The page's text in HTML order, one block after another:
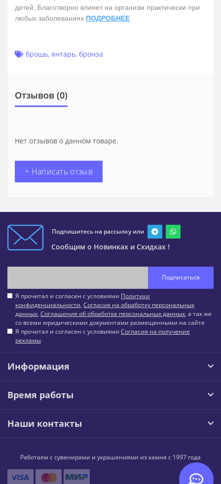
детей. Благотворно влияет на организм практически при
любых заболеваниях ПОДРОБНЕЕ
брошь, янтарь, бронза
Отзывов (0)
Нет отзывов о данном товаре.
+ Написать отзыв
Подпишитесь на рассылку или
Сообщим о Новинках и Скидках !
Подписаться
Я прочитал и согласен с условиями Политики
конфиденциальности, Согласия на обработку персональных
данных, Соглашения об обработке персональных данных, а так же
со всеми юридическими документами размещенными на сайте
Я прочитал и согласен с условиями Согласия на получение
рекламы
Информация
Время работы
Наши контакты
Работаем с сувенирами и украшениями из камня с 1997 года